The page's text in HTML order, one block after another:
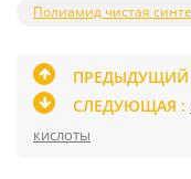
Полиамид чистая
ПРЕДЫДУЩИЙ
СЛЕДУЮЩАЯ :
кислоты